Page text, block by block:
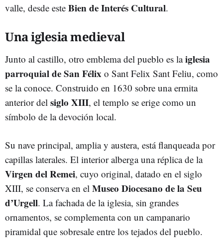
valle, desde este Bien de Interés Cultural.
Una iglesia medieval
Junto al castillo, otro emblema del pueblo es laiglesia
parroquial de San Félix o Sant Felix Sant Feliu, como
se la conoce. Construido en 1630 sobre una ermita
anterior del siglo XIII, el templo se erige como un
símbolo de la devoción local.
Su nave principal, amplia y austera, está flanqueada por
capillas laterales. El interior alberga una réplica de la
Virgen del Remei, cuyo original, datado en el siglo
XIII, se conserva en el Museo Diocesano de la Seu
d’Urgell. La fachada de la iglesia, sin grandes
ornamentos, se complementa con un campanario
piramidal que sobresale entre los tejados del pueblo.